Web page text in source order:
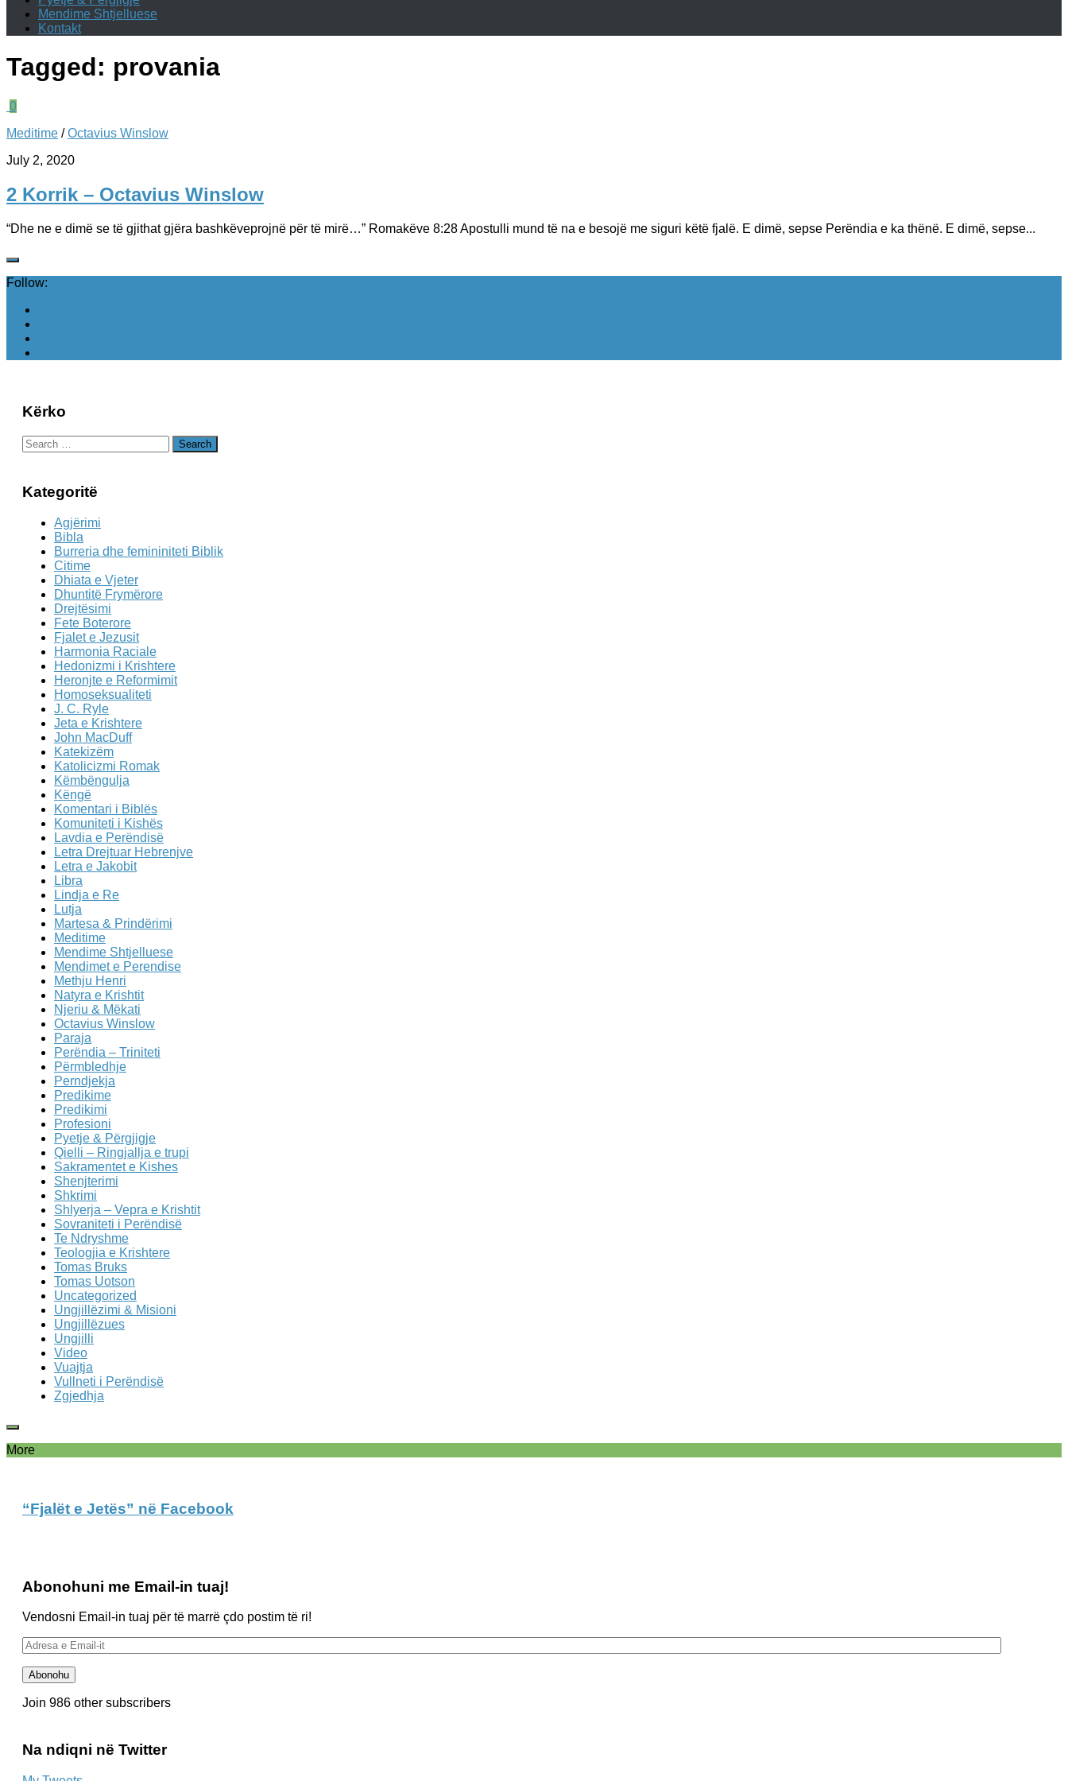
Mendime Shtjelluese
Kontakt
Tagged: provania
0
Meditime /Octavius Winslow
July 2, 2020
2 Korrik – Octavius Winslow
“Dhe ne e dimë se të gjithat gjëra bashkëveprojnë për të mirë…” Romakëve 8:28 Apostulli mund të na e besojë me siguri këtë fjalë. E dimë, sepse Perëndia e ka thënë. E dimë, sepse...
Follow:
Kërko
Search
for:
Kategoritë
Agjërimi
Bibla
Burreria dhe femininiteti Biblik
Citime
Dhiata e Vjeter
Dhuntitë Frymërore
Drejtësimi
Fete Boterore
Fjalet e Jezusit
Harmonia Raciale
Hedonizmi i Krishtere
Heronjte e Reformimit
Homoseksualiteti
J. C. Ryle
Jeta e Krishtere
John MacDuff
Katekizëm
Katolicizmi Romak
Këmbëngulja
Këngë
Komentari i Biblës
Komuniteti i Kishës
Lavdia e Perëndisë
Letra Drejtuar Hebrenjve
Letra e Jakobit
Libra
Lindja e Re
Lutja
Martesa & Prindërimi
Meditime
Mendime Shtjelluese
Mendimet e Perendise
Methju Henri
Natyra e Krishtit
Njeriu & Mëkati
Octavius Winslow
Paraja
Perëndia – Triniteti
Përmbledhje
Perndjekja
Predikime
Predikimi
Profesioni
Pyetje & Përgjigje
Qielli – Ringjallja e trupi
Sakramentet e Kishes
Shenjterimi
Shkrimi
Shlyerja – Vepra e Krishtit
Sovraniteti i Perëndisë
Te Ndryshme
Teologjia e Krishtere
Tomas Bruks
Tomas Uotson
Uncategorized
Ungjillëzimi & Misioni
Ungjillëzues
Ungjilli
Video
Vuajtja
Vullneti i Perëndisë
Zgjedhja
More
“Fjalët e Jetës” në Facebook
Abonohuni me Email-in tuaj!
Vendosni Email-in tuaj për të marrë çdo postim të ri!
Adresa
e
Email-
it
Abonohu
Join 986 other subscribers
Na ndiqni në Twitter